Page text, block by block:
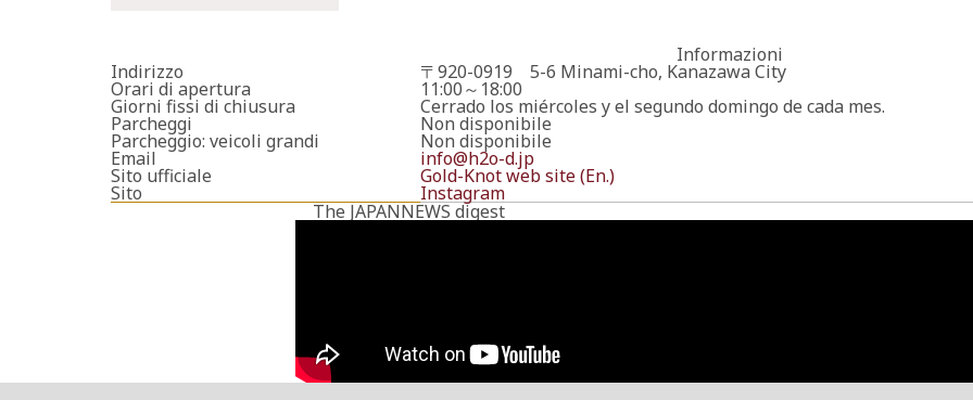
Informazioni
Indirizzo 〒920-0919 5-6 Minami-cho, Kanazawa City
Orari di apertura 11:00～18:00
Giorni fissi di chiusura Cerrado los miércoles y el segundo domingo de cada mes.
Parcheggi Non disponibile
Parcheggio: veicoli grandi Non disponibile
Email info@h2o-d.jp
Sito ufficiale Gold-Knot web site (En.)
Sito Instagram
The JAPANNEWS digest